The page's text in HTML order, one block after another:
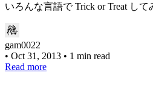
いろんな言語で Trick or Treat して
gam0022
• Oct 31, 2013 • 1 min read
Read more